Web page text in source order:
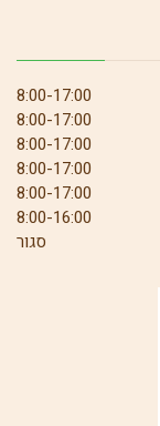
8:00-17:00
8:00-17:00
8:00-17:00
8:00-17:00
8:00-17:00
8:00-16:00
סגור